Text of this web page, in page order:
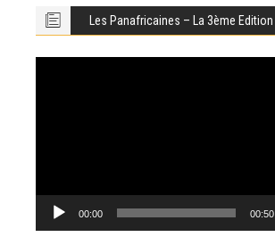
Les Panafricaines – La 3ème Edition
00:00 00:50